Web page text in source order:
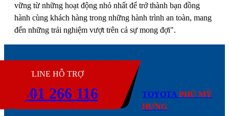
vững từ những hoạt động nhỏ nhất để trở thành bạn đồng
hành cùng khách hàng trong những hành trình an toàn, mang
đến những trải nghiệm vượt trên cả sự mong đợi".
HOTLINE HỖ TRỢ
0901 266 116 TOYOTA PHÚ MỸ
HƯNG